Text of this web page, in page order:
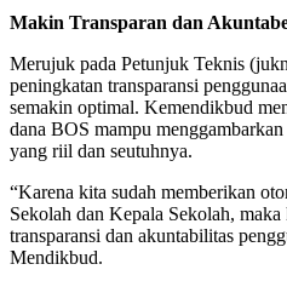
Makin Transparan dan
Merujuk pada Petunjuk Teknis
peningkatan transparansi
semakin optimal. Kemendikbud
dana BOS mampu
yang riil dan seutuhnya.
“Karena kita sudah memberikan
Sekolah dan Kepala Sekolah,
transparansi dan akuntabilitas
Mendikbud.